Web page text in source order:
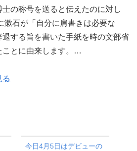
の称号を送ると伝えたのに対し
漱石が「自分に肩書きは必要な
する旨を書いた手紙を時の文部省
ことに由来します。…
る
今日4月5日はデビューの